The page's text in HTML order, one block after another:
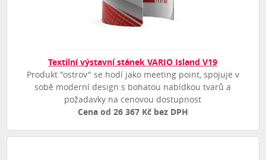
Textilní výstavní stánek VARIO Island V19
Produkt "ostrov" se hodí jako meeting point, spojuje v
sobě moderní design s bohatou nabídkou tvarů a
požadavky na cenovou dostupnost
Cena od 26 367 Kč bez DPH